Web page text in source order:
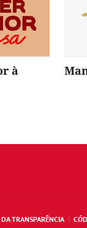
à
TRANSPARÊNCIA